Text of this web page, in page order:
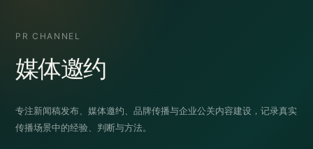
PR CHANNEL
媒体邀约
专注新闻稿发布、媒体邀约、品牌传播与企业公关内容建设，记录真实
传播场景中的经验、判断与方法。